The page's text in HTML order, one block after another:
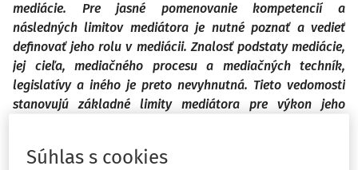
mediácie. Pre jasné pomenovanie kompetencií a
následných limitov mediátora je nutné poznať a vedieť
definovať jeho rolu v mediácii. Znalosť podstaty mediácie,
jej cieľa, mediačného procesu a mediačných techník,
legislatívy a iného je preto nevyhnutná. Tieto vedomosti
stanovujú základné limity mediátora pre výkon jeho
prekročí svoje kompetencie, čoho výsledkom je zásah do
Súhlas s cookies